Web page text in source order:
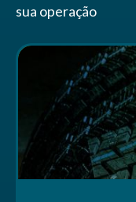
sua operação